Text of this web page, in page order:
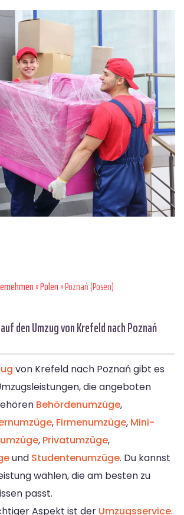
»Polen» Poznań (Posen)
den Umzug von Krefeld nach Poznań
von Krefeld nach Poznań gibt es
die angeboten
Behördenumzüge,
, Firmenumzüge, Mini-
, Privatumzüge,
und Studentenumzüge. Du kannst
wählen, die am besten zu
passt.
Aspekt ist der Umzugsservice.